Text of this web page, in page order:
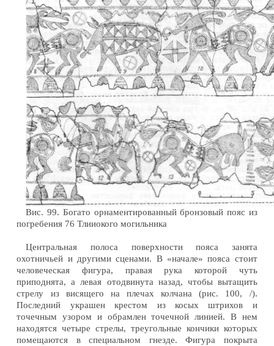
Вис. 99. Богато орнаментированный бронзовый пояс из
погребения 76 Тлииокого могильника
Центральная полоса поверхности пояса занята
охотничьей и другими сценами. В «начале» пояса стоит
человеческая фигура, правая рука которой чуть
приподнята, а левая отодвинута назад, чтобы вытащить
стрелу из висящего на плечах колчана (рис. 100, /).
Последний украшен крестом из косых штрихов и
точечным узором и обрамлен точечной линией. В нем
находятся четыре стрелы, треугольные кончики которых
помещаются в специальном гнезде. Фигура покрыта